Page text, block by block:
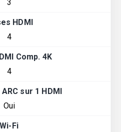
3
HDMI
4
Comp. 4K
4
sur 1 HDMI
Oui
Wi-Fi